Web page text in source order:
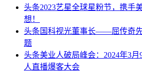
头条2023艺星全球星粉节，携手
想！
头条 国科视光董事长——屈传奇
题
头条美业人破局峰会：2024年3
人直播爆客大会